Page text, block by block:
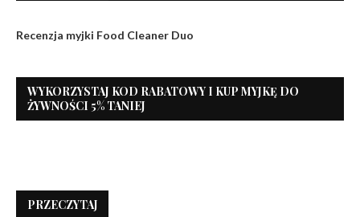
Recenzja myjki Food Cleaner Duo
WYKORZYSTAJ KOD RABATOWY I KUP MYJKĘ DO
ŻYWNOŚCI 5% TANIEJ
PRZECZYTAJ